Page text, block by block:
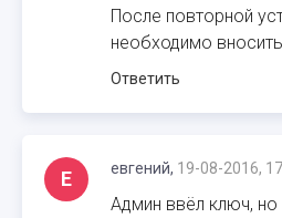
После повторной
необходимо
Ответить
Е евгений, 19-08-2016,
Админ ввёл ключ,